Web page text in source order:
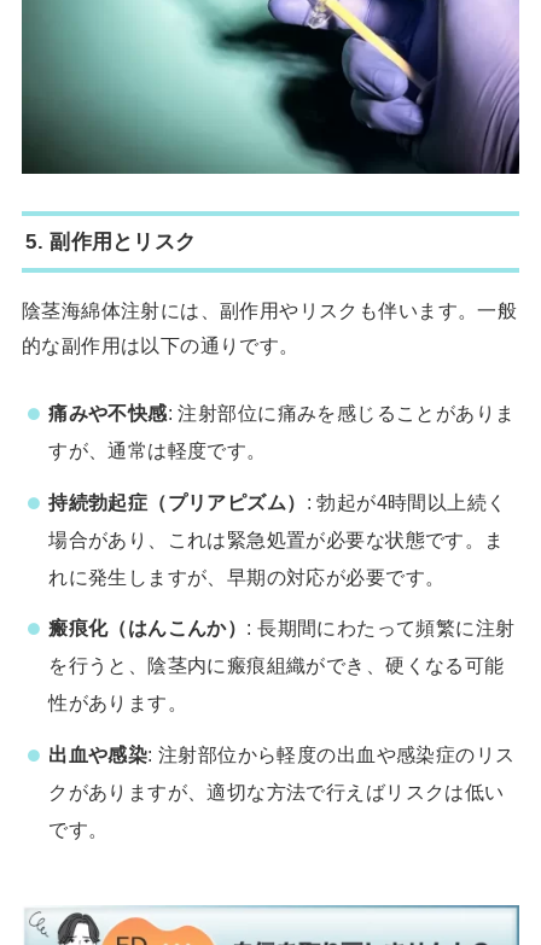
5.副作用とリスク
陰茎海綿体注射には、副作用やリスクも伴います。一般
的な副作用は以下の通りです。
痛みや不快感: 注射部位に痛みを感じることがありま
すが、通常は軽度です。
持続勃起症（プリアピズム） : 勃起が4時間以上続く
場合があり、これは緊急処置が必要な状態です。ま
れに発生しますが、早期の対応が必要です。
瘢痕化（はんこんか） : 長期間にわたって頻繁に注射
を行うと、陰茎内に瘢痕組織ができ、硬くなる可能
性があります。
出血や感染: 注射部位から軽度の出血や感染症のリス
クがありますが、適切な方法で行えばリスクは低い
です。